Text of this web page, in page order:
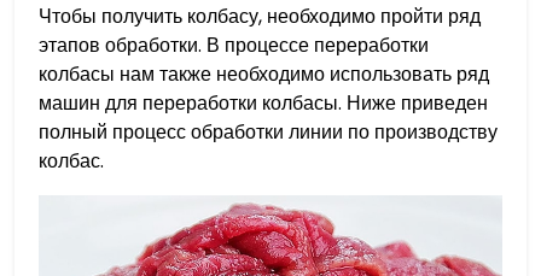
Чтобы получить колбасу, необходимо пройти ряд
этапов обработки. В процессе переработки
колбасы нам также необходимо использовать ряд
машин для переработки колбасы. Ниже приведен
полный процесс обработки линии по производству
колбас.